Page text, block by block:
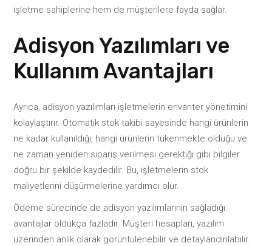
işletme sahiplerine hem de müşterilere fayda sağlar.
Adisyon Yazılımları ve
Kullanım Avantajları
Ayrıca, adisyon yazılımları işletmelerin envanter yönetimini
kolaylaştırır. Otomatik stok takibi sayesinde hangi ürünlerin
ne kadar kullanıldığı, hangi ürünlerin tükenmekte olduğu ve
ne zaman yeniden sipariş verilmesi gerektiği gibi bilgiler
doğru bir şekilde kaydedilir. Bu, işletmelerin stok
maliyetlerini düşürmelerine yardımcı olur.
Ödeme sürecinde de adisyon yazılımlarının sağladığı
avantajlar oldukça fazladır. Müşteri hesapları, yazılım
üzerinden anlık olarak görüntülenebilir ve detaylandırılabilir.